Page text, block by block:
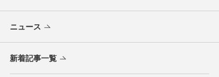
ニュース
新着記事一覧